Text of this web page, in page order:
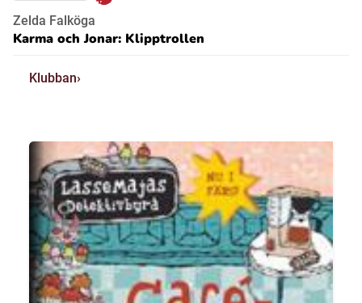
Zelda Falköga
Karma och Jonar: Klipptrollen
Klubban